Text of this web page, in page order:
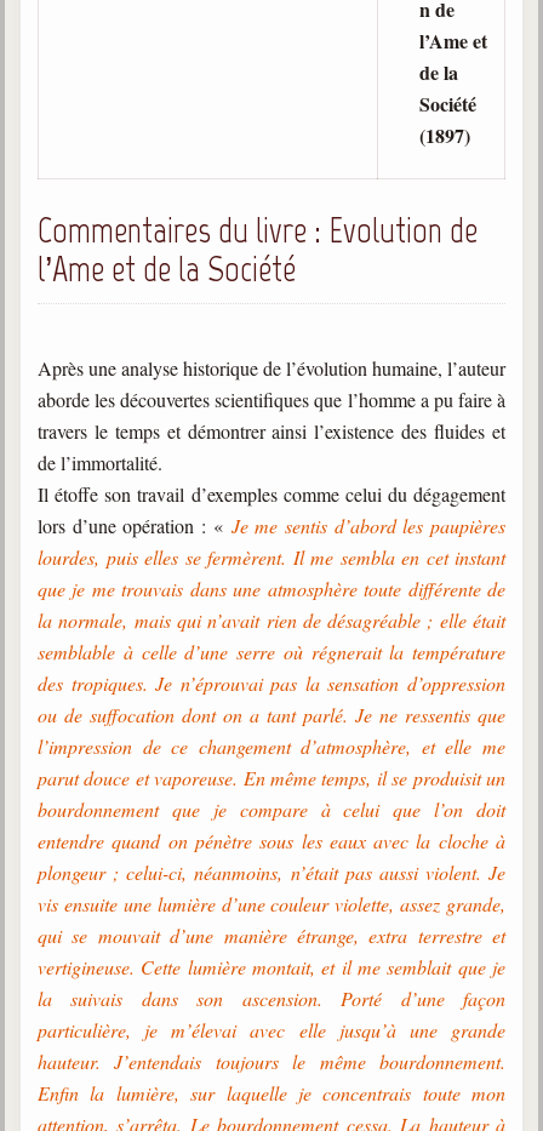
séance d'aide spirituelle
Diaporamas
Cours dispensés au Centre
Posez-nous des questions
Consultez les réponses
Posez votre question
Galerie
Photos et vidéoscope
Vidéoscope
Filmothèque
Les Illustrés
Vidéos courtes de Divaldo
Centres spirites
Belgique, Lux. et Canada
n de
l’Ame et
de la
Société
(1897)
Commentaires du livre : Evolution de
l’Ame et de la Société
Après une analyse historique de l’évolution humaine, l’auteur
aborde les découvertes scientifiques que l’homme a pu faire à
travers le temps et démontrer ainsi l’existence des fluides et
de l’immortalité.
Il étoffe son travail d’exemples comme celui du dégagement
lors d’une opération : « Je me sentis d’abord les paupières
lourdes, puis elles se fermèrent. Il me sembla en cet instant
que je me trouvais dans une atmosphère toute différente de
la normale, mais qui n’avait rien de désagréable ; elle était
semblable à celle d’une serre où régnerait la température
des tropiques. Je n’éprouvai pas la sensation d’oppression
ou de suffocation dont on a tant parlé. Je ne ressentis que
l’impression de ce changement d’atmosphère, et elle me
parut douce et vaporeuse. En même temps, il se produisit un
bourdonnement que je compare à celui que l’on doit
entendre quand on pénètre sous les eaux avec la cloche à
plongeur ; celui-ci, néanmoins, n’était pas aussi violent. Je
vis ensuite une lumière d’une couleur violette, assez grande,
qui se mouvait d’une manière étrange, extra terrestre et
vertigineuse. Cette lumière montait, et il me semblait que je
la suivais dans son ascension. Porté d’une façon
particulière, je m’élevai avec elle jusqu’à une grande
hauteur. J’entendais toujours le même bourdonnement.
Enfin la lumière, sur laquelle je concentrais toute mon
attention, s’arrêta. Le bourdonnement cessa. La hauteur à